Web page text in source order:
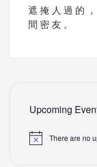
遮 掩 人 過 的
間 密 友 。
Upcoming
There are no